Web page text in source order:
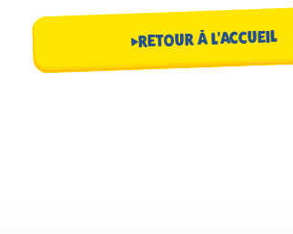
RETOUR À L'ACCUEIL